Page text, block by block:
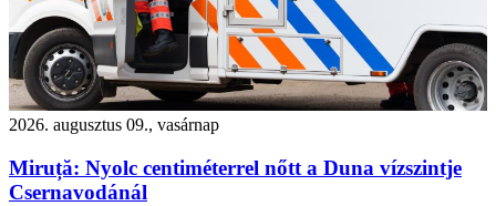
2026. augusztus 09., vasárnap
Miruță: Nyolc centiméterrel nőtt a Duna vízszintje
Csernavodánál